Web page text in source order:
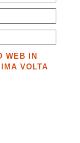
WEB IN
VOLTA